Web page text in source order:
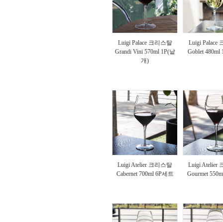
Luigi Palace 크리스탈
Grandi Vini 570ml 1P(낱
개)
Luigi Palace
Goblet 480ml
Luigi Atelier 크리스탈
Cabernet 700ml 6P세트
Luigi Atelier
Gourmet